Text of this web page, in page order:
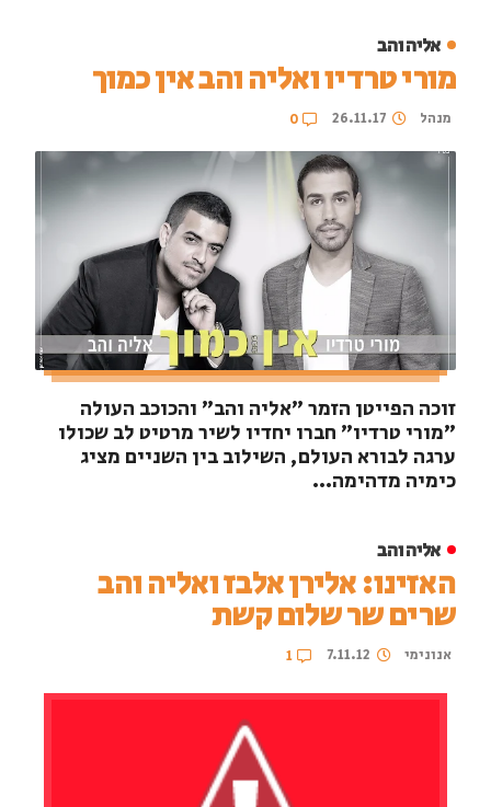
אליה והב
מורי טרדיו ואליה והב אין כמוך
מנהל 26.11.17
0
זוכה הפייטן הזמר "אליה והב" והכוכב העולה
"מורי טרדיו" חברו יחדיו לשיר מרטיט לב שכולו
ערגה לבורא העולם, השילוב בין השניים מציג
כימיה מדהימה...
אליה והב
האזינו: אלירן אלבז ואליה והב
שרים שר שלום קשת
אנונימי 7.11.12
1